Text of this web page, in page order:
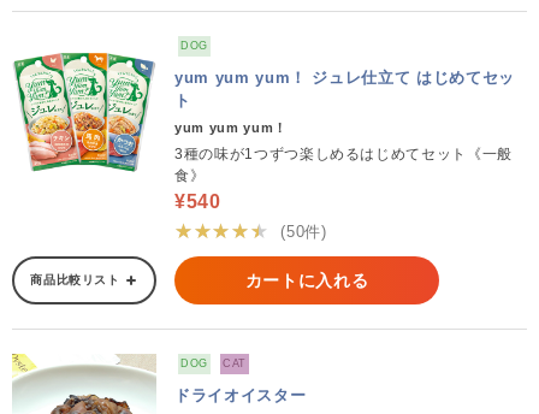
DOG
yum yum yum！ ジュレ仕立て はじめてセッ
ト
yum yum yum！
3種の味が1つずつ楽しめるはじめてセット《一般
食》
¥540
★★★★★
(50件)
商品比較リスト カートに入れる
DOG CAT
ドライオイスター